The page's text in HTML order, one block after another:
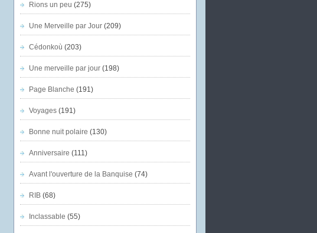
Rions un peu (275)
Une Merveille par Jour(209)
Cédonkoù (203)
Une merveille par jour(198)
Page Blanche (191)
Voyages(191)
Bonne nuit polaire (130)
Anniversaire (111)
Avant l'ouverture de la Banquise (74)
RIB(68)
Inclassable (55)